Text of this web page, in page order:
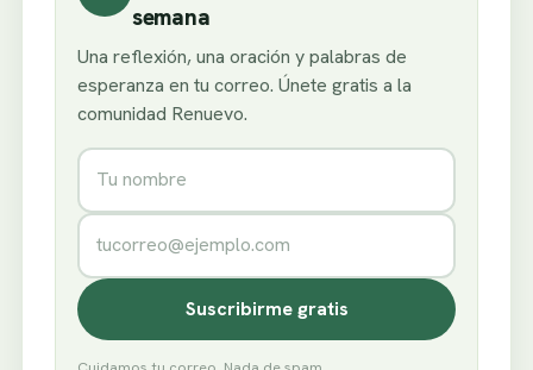
semana
Una reflexión, una oración y palabras de
esperanza en tu correo. Únete gratis a la
comunidad Renuevo.
Nombre
Correo electrónico
Suscribirme gratis